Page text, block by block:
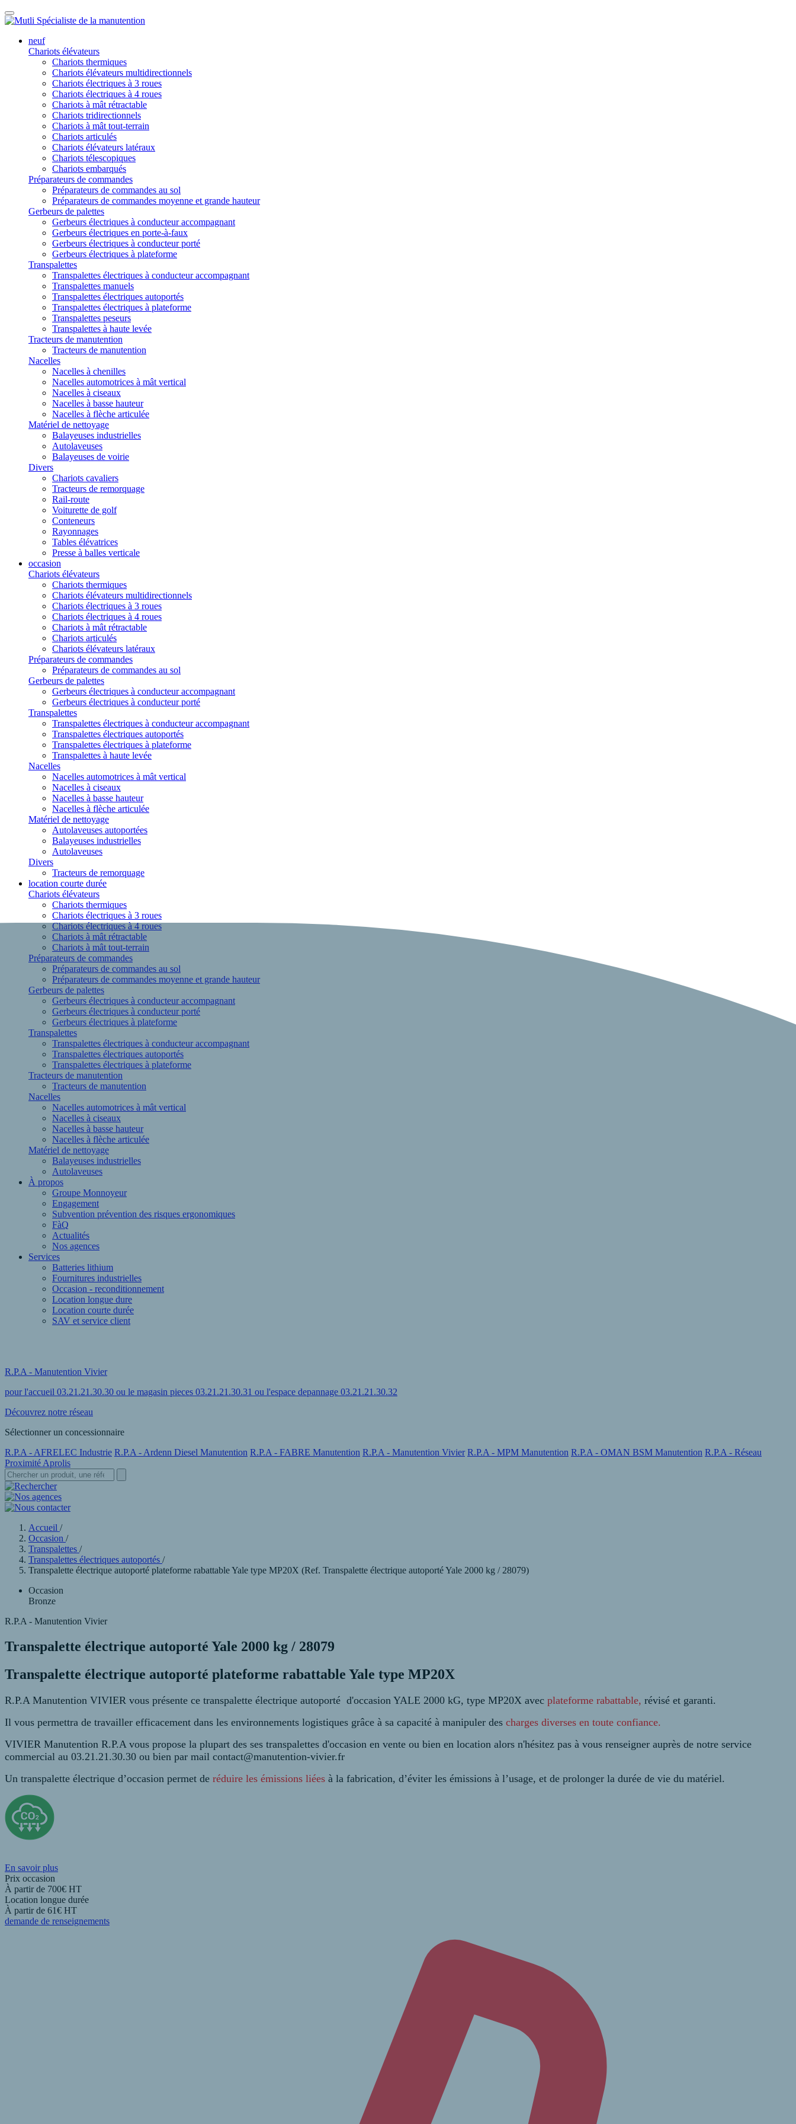
neuf
Chariots élévateurs
Chariots thermiques
Chariots élévateurs multidirectionnels
Chariots électriques à 3 roues
Chariots électriques à 4 roues
Chariots à mât rétractable
Chariots tridirectionnels
Chariots à mât tout-terrain
Chariots articulés
Chariots élévateurs latéraux
Chariots télescopiques
Chariots embarqués
Préparateurs de commandes
Préparateurs de commandes au sol
Préparateurs de commandes moyenne et grande hauteur
Gerbeurs de palettes
Gerbeurs électriques à conducteur accompagnant
Gerbeurs électriques en porte-à-faux
Gerbeurs électriques à conducteur porté
Gerbeurs électriques à plateforme
Transpalettes
Transpalettes électriques à conducteur accompagnant
Transpalettes manuels
Transpalettes électriques autoportés
Transpalettes électriques à plateforme
Transpalettes peseurs
Transpalettes à haute levée
Tracteurs de manutention
Tracteurs de manutention
Nacelles
Nacelles à chenilles
Nacelles automotrices à mât vertical
Nacelles à ciseaux
Nacelles à basse hauteur
Nacelles à flèche articulée
Matériel de nettoyage
Balayeuses industrielles
Autolaveuses
Balayeuses de voirie
Divers
Chariots cavaliers
Tracteurs de remorquage
Rail-route
Voiturette de golf
Conteneurs
Rayonnages
Tables élévatrices
Presse à balles verticale
occasion
Chariots élévateurs
Chariots thermiques
Chariots élévateurs multidirectionnels
Chariots électriques à 3 roues
Chariots électriques à 4 roues
Chariots à mât rétractable
Chariots articulés
Chariots élévateurs latéraux
Préparateurs de commandes
Préparateurs de commandes au sol
Gerbeurs de palettes
Gerbeurs électriques à conducteur accompagnant
Gerbeurs électriques à conducteur porté
Transpalettes
Transpalettes électriques à conducteur accompagnant
Transpalettes électriques autoportés
Transpalettes électriques à plateforme
Transpalettes à haute levée
Nacelles
Nacelles automotrices à mât vertical
Nacelles à ciseaux
Nacelles à basse hauteur
Nacelles à flèche articulée
Matériel de nettoyage
Autolaveuses autoportées
Balayeuses industrielles
Autolaveuses
Divers
Tracteurs de remorquage
location courte durée
Chariots élévateurs
Chariots thermiques
Chariots électriques à 3 roues
Chariots électriques à 4 roues
Chariots à mât rétractable
Chariots à mât tout-terrain
Préparateurs de commandes
Préparateurs de commandes au sol
Préparateurs de commandes moyenne et grande hauteur
Gerbeurs de palettes
Gerbeurs électriques à conducteur accompagnant
Gerbeurs électriques à conducteur porté
Gerbeurs électriques à plateforme
Transpalettes
Transpalettes électriques à conducteur accompagnant
Transpalettes électriques autoportés
Transpalettes électriques à plateforme
Tracteurs de manutention
Tracteurs de manutention
Nacelles
Nacelles automotrices à mât vertical
Nacelles à ciseaux
Nacelles à basse hauteur
Nacelles à flèche articulée
Matériel de nettoyage
Balayeuses industrielles
Autolaveuses
À propos
Groupe Monnoyeur
Engagement
Subvention prévention des risques ergonomiques
FàQ
Actualités
Nos agences
Services
Batteries lithium
Fournitures industrielles
Occasion - reconditionnement
Location longue dure
Location courte durée
SAV et service client
R.P.A - Manutention Vivier
pour l'accueil 03.21.21.30.30 ou le magasin pieces 03.21.21.30.31 ou l'espace depannage 03.21.21.30.32
Découvrez notre réseau
Sélectionner un concessionnaire
R.P.A - AFRELEC Industrie R.P.A - Ardenn Diesel Manutention R.P.A - FABRE Manutention R.P.A - Manutention Vivier R.P.A - MPM Manutention R.P.A - OMAN BSM Manutention R.P.A - Réseau
Proximité Aprolis
Accueil /
Occasion /
Transpalettes /
Transpalettes électriques autoportés /
Transpalette électrique autoporté plateforme rabattable Yale type MP20X (Ref. Transpalette électrique autoporté Yale 2000 kg / 28079)
Occasion
Bronze
R.P.A - Manutention Vivier
Transpalette électrique autoporté Yale 2000 kg / 28079
Transpalette électrique autoporté plateforme rabattable Yale type MP20X
R.P.A Manutention VIVIER vous présente ce transpalette électrique autoporté d'occasion YALE 2000 kG, type MP20X avec plateforme rabattable, révisé et garanti.
Il vous permettra de travailler efficacement dans les environnements logistiques grâce à sa capacité à manipuler des charges diverses en toute confiance.
VIVIER Manutention R.P.A vous propose la plupart des ses transpalettes d'occasion en vente ou bien en location alors n'hésitez pas à vous renseigner auprès de notre service
commercial au 03.21.21.30.30 ou bien par mail contact@manutention-vivier.fr
Un transpalette électrique d’occasion permet de réduire les émissions liées à la fabrication, d’éviter les émissions à l’usage, et de prolonger la durée de vie du matériel.
En savoir plus
Prix occasion
À partir de 700€ HT
Location longue durée
À partir de 61€ HT
demande de renseignements